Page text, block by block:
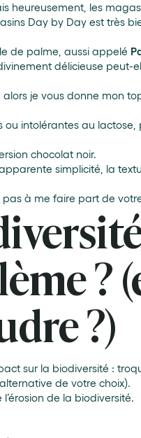
heureusement, les
Day by Day est très
de palme, aussi appelé
délicieuse peut-
alors je vous donne mon
ou intolérantes au lactose,
chocolat noir.
simplicité, la
pas à me faire part de
?
?)
sur la biodiversité :
de votre choix).
de la biodiversité.